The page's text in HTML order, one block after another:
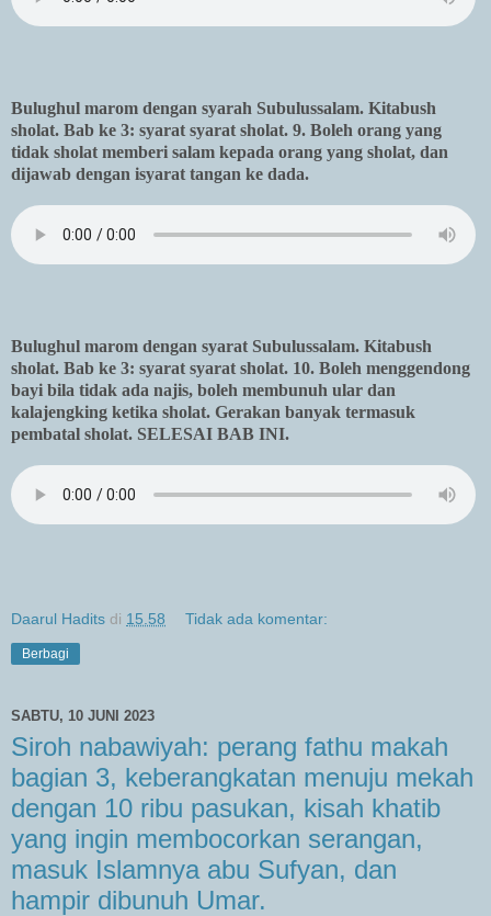
Bulughul marom dengan syarah Subulussalam. Kitabush
sholat. Bab ke 3: syarat syarat sholat. 9. Boleh orang yang
tidak sholat memberi salam kepada orang yang sholat, dan
dijawab dengan isyarat tangan ke dada.
Bulughul marom dengan syarat Subulussalam. Kitabush
sholat. Bab ke 3: syarat syarat sholat. 10. Boleh menggendong
bayi bila tidak ada najis, boleh membunuh ular dan
kalajengking ketika sholat. Gerakan banyak termasuk
pembatal sholat. SELESAI BAB INI.
Daarul Hadits di 15.58 Tidak ada komentar:
Berbagi
SABTU, 10 JUNI 2023
Siroh nabawiyah: perang fathu makah
bagian 3, keberangkatan menuju mekah
dengan 10 ribu pasukan, kisah khatib
yang ingin membocorkan serangan,
masuk Islamnya abu Sufyan, dan
hampir dibunuh Umar.